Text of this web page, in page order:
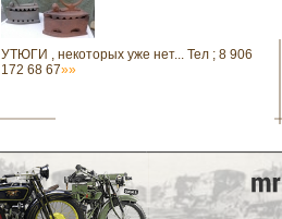
УТЮГИ , некоторых уже нет... Тел ; 8 906
172 68 67»»